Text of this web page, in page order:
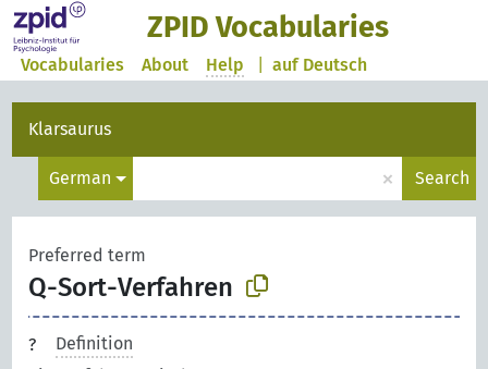
ZPID Vocabularies
auf Deutsch
Vocabularies About Help
Klarsaurus
German × Search
Preferred term
Q-Sort-Verfahren
Definition